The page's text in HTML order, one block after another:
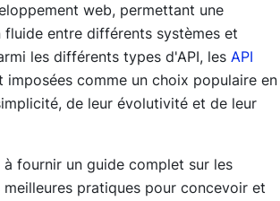
web, permettant une
fluide entre différents systèmes et
les différents types d'API, les API
imposées comme un choix populaire en
de leur évolutivité et de leur
fournir un guide complet sur les
pratiques pour concevoir et